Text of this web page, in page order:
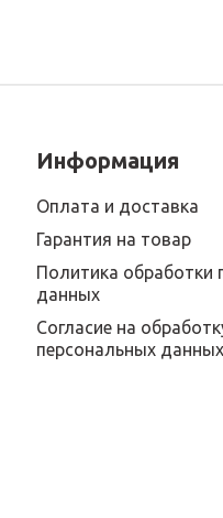
Информация
Оплата и доставка
Гарантия на товар
Политика обработки
данных
Согласие на
персональных данных